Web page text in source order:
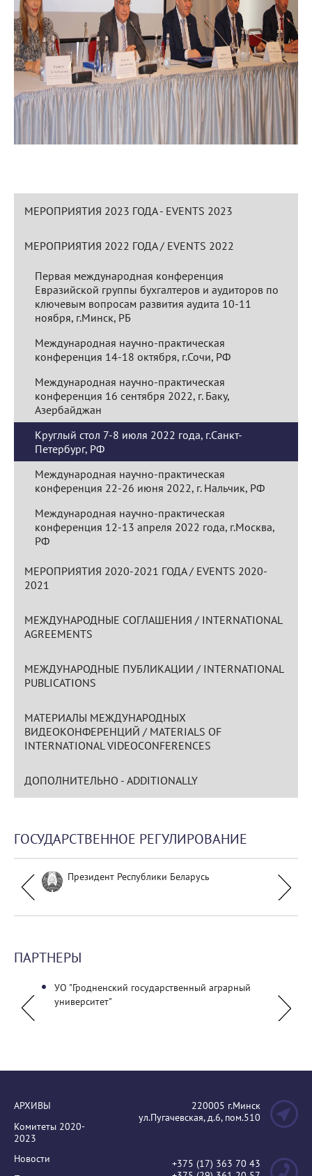
МЕРОПРИЯТИЯ 2023 ГОДА - EVENTS 2023
МЕРОПРИЯТИЯ 2022 ГОДА / EVENTS 2022
Первая международная конференция
Евразийской группы бухгалтеров и аудиторов по
ключевым вопросам развития аудита 10-11
ноября, г.Минск, РБ
Международная научно-практическая
конференция 14-18 октября, г.Сочи, РФ
Международная научно-практическая
конференция 16 сентября 2022, г. Баку,
Азербайджан
Круглый стол 7-8 июля 2022 года, г.Санкт-
Петербург, РФ
Международная научно-практическая
конференция 22-26 июня 2022, г. Нальчик, РФ
Международная научно-практическая
конференция 12-13 апреля 2022 года, г.Москва,
РФ
МЕРОПРИЯТИЯ 2020-2021 ГОДА / EVENTS 2020-
2021
МЕЖДУНАРОДНЫЕ СОГЛАШЕНИЯ / INTERNATIONAL
AGREEMENTS
МЕЖДУНАРОДНЫЕ ПУБЛИКАЦИИ / INTERNATIONAL
PUBLICATIONS
МАТЕРИАЛЫ МЕЖДУНАРОДНЫХ
ВИДЕОКОНФЕРЕНЦИЙ / MATERIALS OF
INTERNATIONAL VIDEOCONFERENCES
ДОПОЛНИТЕЛЬНО - ADDITIONALLY
ГОСУДАРСТВЕННОЕ РЕГУЛИРОВАНИЕ
Президент Республики Беларусь
ПАРТНЕРЫ
УО "Гродненский государственный аграрный
университет"
АРХИВЫ
Комитеты 2020-
2023
Новости
220005 г.Минск
ул.Пугачевская, д.6, пом.510
+375 (17) 363 70 43